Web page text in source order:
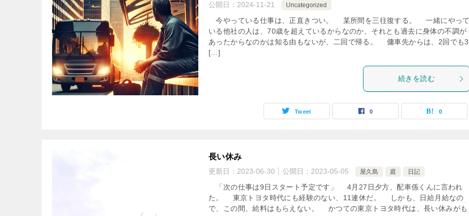
公開日： 2024-11-21 Uncategorized
今やっている仕事は、正直きつい。 某所間を三往復する。 一緒にやって
いる他社の人は、70歳を超えているからなのか、それとも過去に身体の不調が
あったからなのかは知る由もないが、二回で帰る。 傭車先からは、2回でも3
[…]
続きを読む
Tweet 0 0
長い休み
更新日： 2023-06-30 公開日： 2023-05-05 屋久島 庭 日記
「次の仕事は9日スタート予定です」 4月27日夕方、配車係くんに言われ
た。 東京トヨタ時代にも経験のない、11連休だ。 しかも、日給月給なの
で、この間、給料はもらえない。 かつての東京トヨタ時代は、長い休みがも